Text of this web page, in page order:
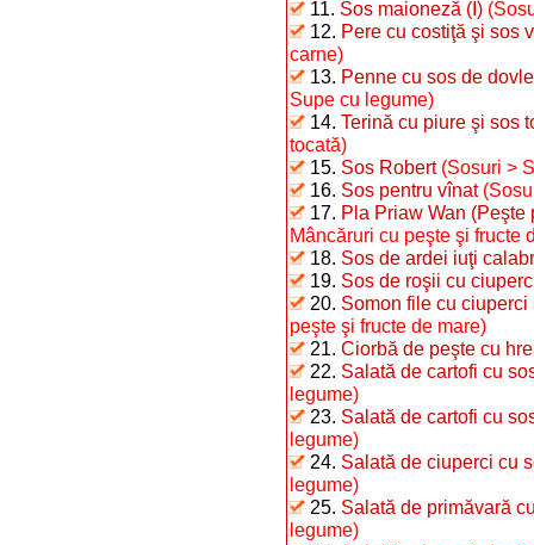
11. Sos maioneză (I)
12. Pere cu costiţă şi sos
carne)
13. Penne cu sos de
Supe cu legume)
14. Terină cu piure şi sos
tocată)
15. Sos Robert (Sosuri >
16. Sos pentru vînat
17. Pla Priaw Wan (Peşte
Mâncăruri cu peşte şi fructe
18. Sos de ardei iuţi
19. Sos de roşii cu
20. Somon file cu
peşte şi fructe de mare)
21. Ciorbă de peşte cu
22. Salată de cartofi cu
legume)
23. Salată de cartofi cu
legume)
24. Salată de ciuperci cu
legume)
25. Salată de primăvară
legume)